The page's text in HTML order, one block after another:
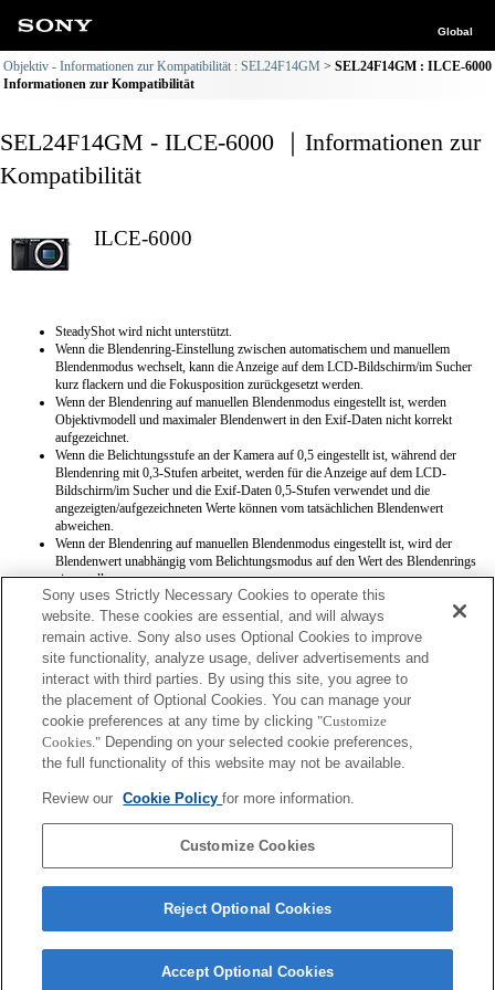
Global
Objektiv - Informationen zur Kompatibilität : SEL24F14GM
SEL24F14GM : ILCE-6000
Informationen zur Kompatibilität
SEL24F14GM - ILCE-6000 ｜Informationen zur
Kompatibilität
ILCE-6000
SteadyShot wird nicht unterstützt.
Wenn die Blendenring-Einstellung zwischen automatischem und manuellem
Blendenmodus wechselt, kann die Anzeige auf dem LCD-Bildschirm/im Sucher
kurz flackern und die Fokusposition zurückgesetzt werden.
Wenn der Blendenring auf manuellen Blendenmodus eingestellt ist, werden
Objektivmodell und maximaler Blendenwert in den Exif-Daten nicht korrekt
aufgezeichnet.
Wenn die Belichtungsstufe an der Kamera auf 0,5 eingestellt ist, während der
Blendenring mit 0,3-Stufen arbeitet, werden für die Anzeige auf dem LCD-
Bildschirm/im Sucher und die Exif-Daten 0,5-Stufen verwendet und die
angezeigten/aufgezeichneten Werte können vom tatsächlichen Blendenwert
abweichen.
Wenn der Blendenring auf manuellen Blendenmodus eingestellt ist, wird der
Blendenwert unabhängig vom Belichtungsmodus auf den Wert des Blendenrings
eingestellt.
Wenn die Blendenring-Einstellung während der Filmaufnahme zwischen
automatischem und manuellem Blendenmodus wechselt, wird die Aufnahme
beendet.
Wenn Sie am Blendenring drehen, wird die Wartezeit vor dem Umschalten in den
Stromsparmodus nicht verlängert.
Wenn der Blendenring auf manuellen Modus eingestellt ist, arbeitet die
Hintergrundschärfensteuerung der Fotogestaltungsfunktion nicht korrekt, die
Bildschirmanzeige ist jedoch normal.
Wenn der Blendenring auf manuellen Blendenmodus eingestellt ist, wird bei der
Registrierung von Einstellungen mit der Speicherfunktion der Blendenwert nicht
Exif-Objektivbezeichnungen werden nicht korrekt aufgezeichnet. Aktualisieren
Sie die Systemsoftware der Kamera auf Ver. 3.10 oder später, um korrekte
Anzeige zu gewährleisten.
Sony uses Strictly Necessary Cookies to operate this
website. These cookies are essential, and will always
remain active. Sony also uses Optional Cookies to improve
site functionality, analyze usage, deliver advertisements and
interact with third parties. By using this site, you agree to
the placement of Optional Cookies. You can manage your
cookie preferences at any time by clicking "Customize
Cookies." Depending on your selected cookie preferences,
the full functionality of this website may not be available.
Review our Cookie Policyfor more information.
Customize Cookies
Reject Optional Cookies
Accept Optional Cookies